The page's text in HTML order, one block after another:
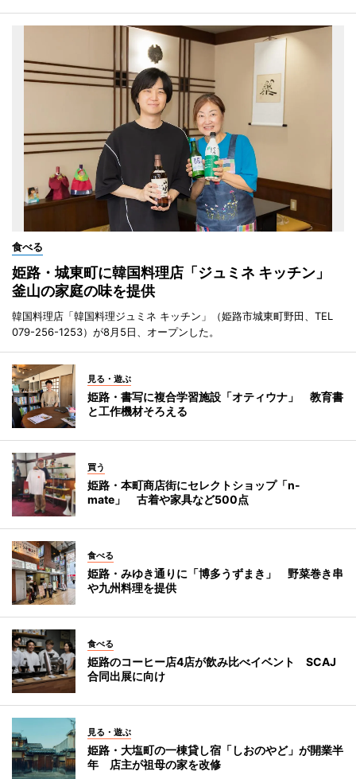
食べる
姫路・城東町に韓国料理店「ジュミネ キッチン」
釜山の家庭の味を提供
韓国料理店「韓国料理ジュミネ キッチン」（姫路市城東町野田、TEL
079-256-1253）が8月5日、オープンした。
見る・遊ぶ
姫路・書写に複合学習施設「オティウナ」 教育書
と工作機材そろえる
買う
姫路・本町商店街にセレクトショップ「n-
mate」 古着や家具など500点
食べる
姫路・みゆき通りに「博多うずまき」 野菜巻き串
や九州料理を提供
食べる
姫路のコーヒー店4店が飲み比べイベント SCAJ
合同出展に向け
見る・遊ぶ
姫路・大塩町の一棟貸し宿「しおのやど」が開業半
年 店主が祖母の家を改修